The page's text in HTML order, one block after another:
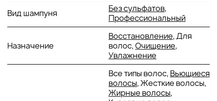
Витамин E:
мощный антиоксидант, который
защищает волосы и кожу головы от вредного
воздействия свободных радикалов и
ультрафиолетового излучения. Он
способствует улучшению микроциркуляции и
укреплению волосяных фолликулов, что
помогает замедлить выпадение волос.
Гиалуроновая кислота:интенсивно
увлажняет волосы и кожу головы, удерживая
Вид шампуня Без сульфатов,
Профессиональный
Назначение
Восстановление, Для
волос,Очищение,
Увлажнение
Все типы волос, Вьющиеся
волосы, Жесткие волосы,
Жирные волосы,